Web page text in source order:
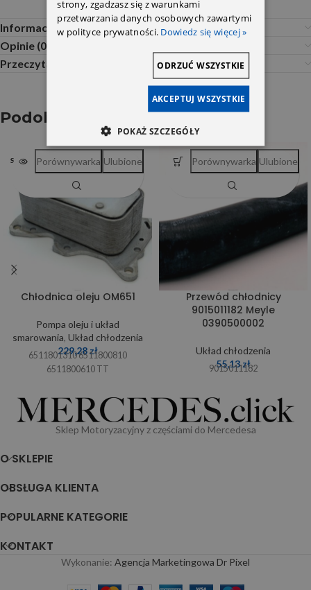
Informacje dodatkowe
Opinie (0)
Przeczytaj Przed Zakupem
Podobne produkty
SOLD OUT
Chłodnica oleju OM651
Pompa oleju i układ
smarowania, Układ chłodzenia
229,28zł
6511801310 6511800810
6511800610 TT
Porównywarka Ulubione
Przewód chłodnicy
9015011182 Meyle
0390500002
Układ chłodzenia
55,13zł
9015011182
Porównywarka Ulubione
Sklep Motoryzacyjny z częściami do Mercedesa
O SKLEPIE
OBSŁUGA KLIENTA
POPULARNE KATEGORIE
KONTAKT
Wykonanie: Agencja Marketingowa Dr Pixel
strony, zgadzasz się z warunkami
przetwarzania danych osobowych zawartymi
w polityce prywatności. Dowiedz się więcej »
AKCEPTUJ WSZYSTKIE
ODRZUĆ WSZYSTKIE
POKAŻ SZCZEGÓŁY